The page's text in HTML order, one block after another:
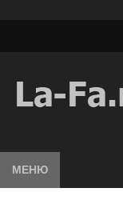
МЕНЮ